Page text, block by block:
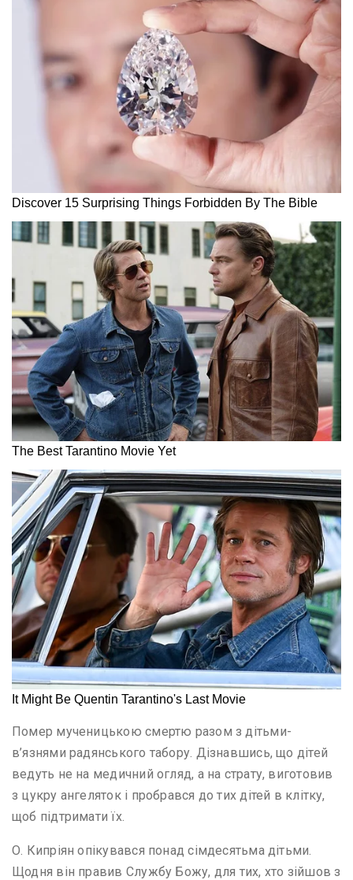
Помер мученицькою смертю разом з дітьми-
в’язнями радянського табору. Дізнавшись, що дітей
ведуть не на медичний огляд, а на страту, виготовив
з цукру ангеляток і пробрався до тих дітей в клітку,
щоб підтримати їх.
О. Кипріян опікувався понад сімдесятьма дітьми.
Щодня він правив Службу Божу, для тих, хто зійшов з